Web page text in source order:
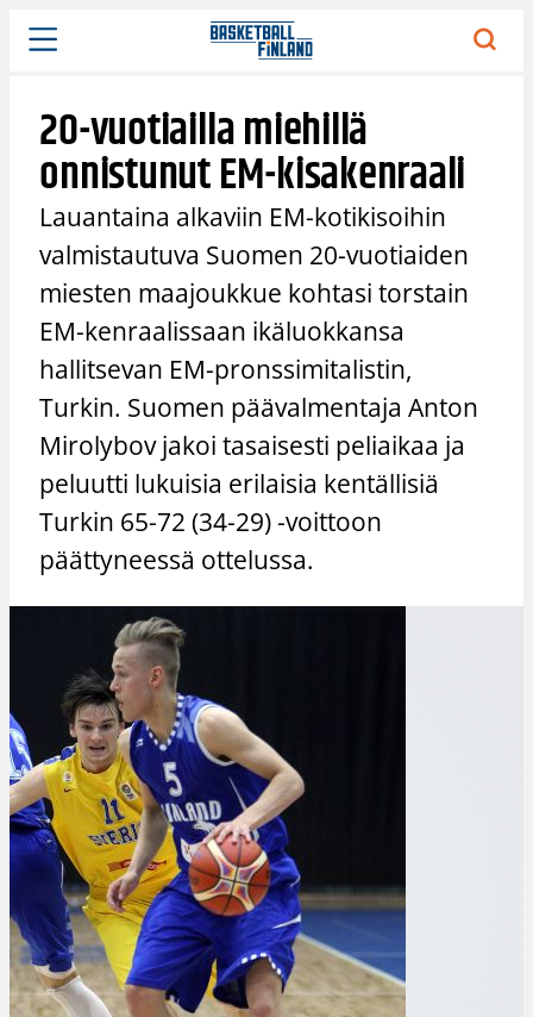
Siirry
sisältöön
20-vuotiailla miehillä
onnistunut EM-kisakenraali
Lauantaina alkaviin EM-kotikisoihin
valmistautuva Suomen 20-vuotiaiden
miesten maajoukkue kohtasi torstain
EM-kenraalissaan ikäluokkansa
hallitsevan EM-pronssimitalistin,
Turkin. Suomen päävalmentaja Anton
Mirolybov jakoi tasaisesti peliaikaa ja
peluutti lukuisia erilaisia kentällisiä
Turkin 65-72 (34-29) -voittoon
päättyneessä ottelussa.